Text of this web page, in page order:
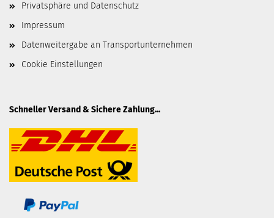
Privatsphäre und Datenschutz
Impressum
Datenweitergabe an Transportunternehmen
Cookie Einstellungen
Schneller Versand & Sichere Zahlung...